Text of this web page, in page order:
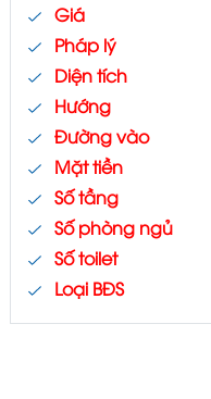
Giá
Pháp lý
Diện tích
Hướng
Đường vào
Mặt tiền
Số tầng
Số phòng ngủ
Số toilet
Loại BĐS